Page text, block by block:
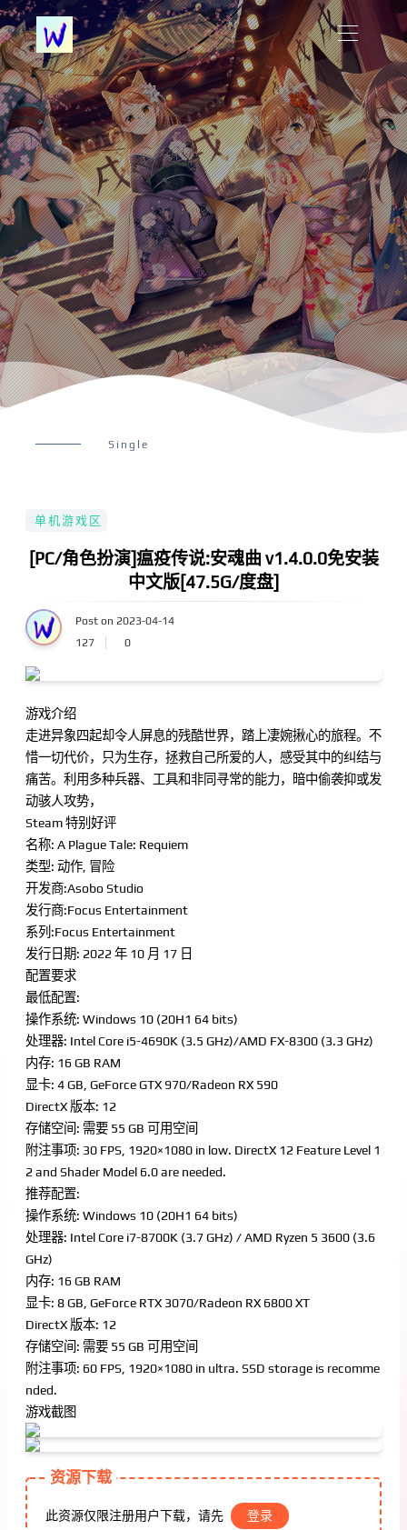
Single
单机游戏区
[PC/角色扮演]瘟疫传说:安魂曲 v1.4.0.0免安装
中文版[47.5G/度盘]
Post on 2023-04-14
127
0
游戏介绍
走进异象四起却令人屏息的残酷世界，踏上凄婉揪心的旅程。不
惜一切代价，只为生存，拯救自己所爱的人，感受其中的纠结与
痛苦。利用多种兵器、工具和非同寻常的能力，暗中偷袭抑或发
动骇人攻势，
Steam 特别好评
名称: A Plague Tale: Requiem
类型: 动作, 冒险
开发商:Asobo Studio
发行商:Focus Entertainment
系列:Focus Entertainment
发行日期: 2022 年 10 月 17 日
配置要求
最低配置:
操作系统: Windows 10 (20H1 64 bits)
处理器: Intel Core i5-4690K (3.5 GHz)/AMD FX-8300 (3.3 GHz)
内存: 16 GB RAM
显卡: 4 GB, GeForce GTX 970/Radeon RX 590
DirectX 版本: 12
存储空间: 需要 55 GB 可用空间
附注事项: 30 FPS, 1920×1080 in low. DirectX 12 Feature Level 1
2 and Shader Model 6.0 are needed.
推荐配置:
操作系统: Windows 10 (20H1 64 bits)
处理器: Intel Core i7-8700K (3.7 GHz) / AMD Ryzen 5 3600 (3.6
GHz)
内存: 16 GB RAM
显卡: 8 GB, GeForce RTX 3070/Radeon RX 6800 XT
DirectX 版本: 12
存储空间: 需要 55 GB 可用空间
附注事项: 60 FPS, 1920×1080 in ultra. SSD storage is recomme
nded.
游戏截图
资源下载
此资源仅限注册用户下载，请先 登录